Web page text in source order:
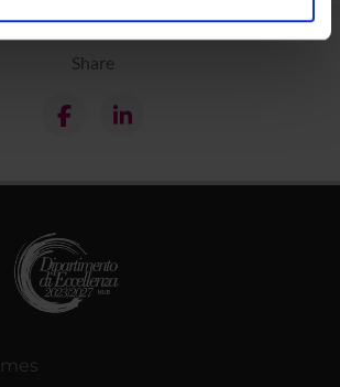
traffico. Condividiamo inoltre
si occupano di analisi dei dati web,
media, i quali potrebbero combinarle
che hai fornito loro o che hanno
Share